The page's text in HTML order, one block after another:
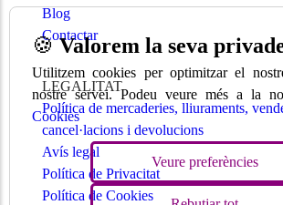
Blog
Contactar
LEGALITAT
Política de mercaderies, lliuraments,
cancel·lacions i devolucions
Avís legal
Política de Privacitat
Política de Cookies
🍪Valorem la seva
Utilitzem cookies per optimitzar el
nostre servei. Podeu veure més a la
Cookies
Veure preferències